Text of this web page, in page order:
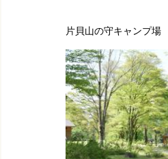
片貝山の守キャンプ場